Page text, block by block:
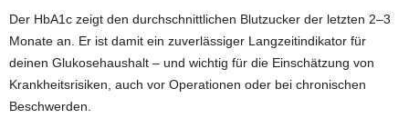
Der HbA1c zeigt den durchschnittlichen Blutzucker der letzten 2–3
Monate an. Er ist damit ein zuverlässiger Langzeitindikator für
deinen Glukosehaushalt – und wichtig für die Einschätzung von
Krankheitsrisiken, auch vor Operationen oder bei chronischen
Beschwerden.